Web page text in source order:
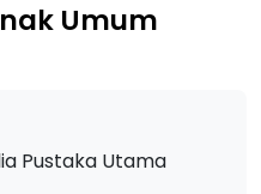
Umum
Pustaka Utama